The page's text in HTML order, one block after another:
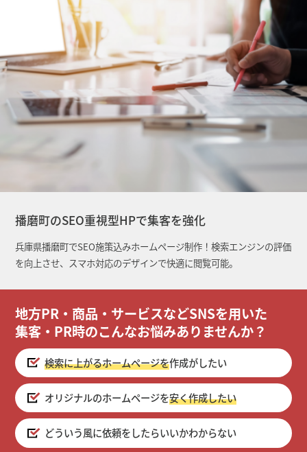
播磨町のSEO重視型HPで集客を強化
兵庫県播磨町でSEO施策込みホームページ制作！検索エンジンの評価
を向上させ、スマホ対応のデザインで快適に閲覧可能。
地方PR・商品・サービスなどSNSを用いた
集客・PR時のこんなお悩みありませんか？
検索に上がるホームページを作成がしたい
オリジナルのホームページを安く作成したい
どういう風に依頼をしたらいいかわからない